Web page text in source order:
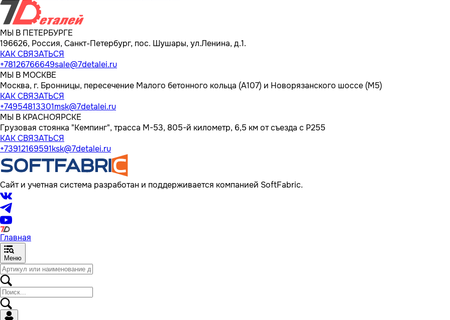
МЫ В ПЕТЕРБУРГЕ
196626, Россия, Санкт-Петербург, пос. Шушары, ул.Ленина, д.1.
КАК СВЯЗАТЬСЯ
+78126766649sale@7detalei.ru
МЫ В МОСКВЕ
Москва, г. Бронницы, пересечение Малого бетонного кольца (А107) и Новорязанского шоссе (М5)
КАК СВЯЗАТЬСЯ
+74954813301msk@7detalei.ru
МЫ В КРАСНОЯРСКЕ
Грузовая стоянка "Кемпинг", трасса M-53, 805-й километр, 6,5 км от съезда с Р255
КАК СВЯЗАТЬСЯ
+73912169591ksk@7detalei.ru
Сайт и учетная система разработан и поддерживается компанией SoftFabric.
Главная
Меню